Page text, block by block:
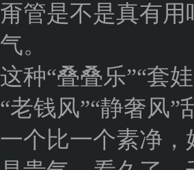
甭管是不是真有
气。
这种“叠叠乐”“套
“老钱风”“静奢风
一个比一个素净